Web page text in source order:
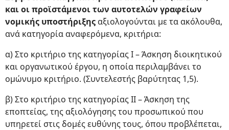
και οι προϊστάμενοι των αυτοτελών γραφείων
νομικής υποστήριξηςαξιολογούνται με τα ακόλουθα,
ανά κατηγορία αναφερόμενα, κριτήρια:
α) Στο κριτήριο της κατηγορίας Ι – Άσκηση διοικητικού
και οργανωτικού έργου, η οποία περιλαμβάνει το
ομώνυμο κριτήριο. (Συντελεστής βαρύτητας 1,5).
β) Στο κριτήριο της κατηγορίας ΙΙ – Άσκηση της
εποπτείας, της αξιολόγησης του προσωπικού που
υπηρετεί στις δομές ευθύνης τους, όπου προβλέπεται,